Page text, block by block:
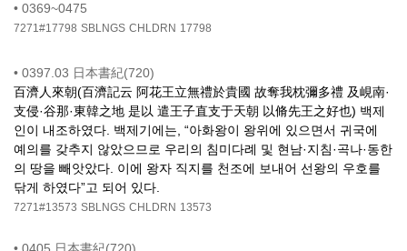
• 0369~0475
7271#17798 SBLNGS CHLDRN 17798
• 0397.03 日本書紀(720)
百濟人來朝(百濟記云 阿花王立無禮於貴國 故奪我枕彌多禮 及峴南·
支侵·谷那·東韓之地 是以 遣王子直支于天朝 以脩先王之好也) 백제
인이 내조하였다. 백제기에는, “아화왕이 왕위에 있으면서 귀국에
예의를 갖추지 않았으므로 우리의 침미다례 및 현남·지침·곡나·동한
의 땅을 빼앗았다. 이에 왕자 직지를 천조에 보내어 선왕의 우호를
닦게 하였다”고 되어 있다.
7271#13573 SBLNGS CHLDRN 13573
• 0405 日本書紀(720)